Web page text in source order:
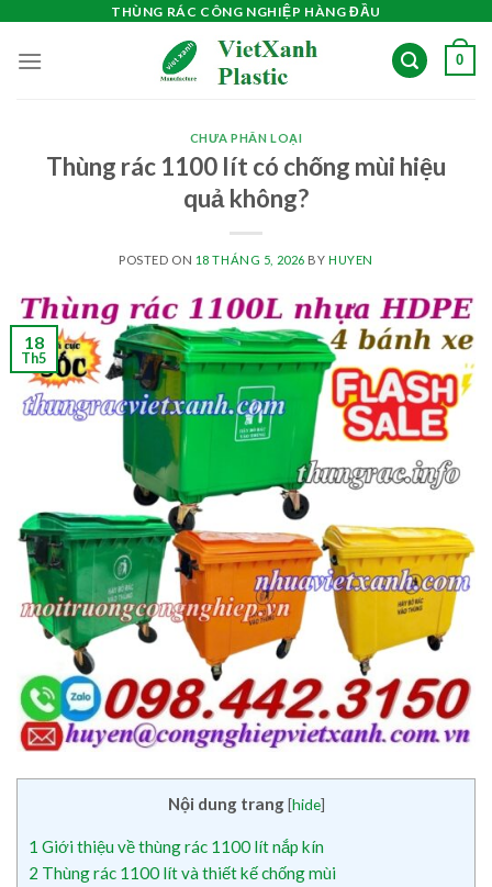
content
THÙNG RÁC CÔNG NGHIỆP HÀNG ĐẦU
0
CHƯA PHÂN LOẠI
Thùng rác 1100 lít có chống mùi hiệu
quả không?
POSTED ON 18 THÁNG 5, 2026 BY HUYEN
18
Th5
Nội dung trang [hide]
1 Giới thiệu về thùng rác 1100 lít nắp kín
2 Thùng rác 1100 lít và thiết kế chống mùi